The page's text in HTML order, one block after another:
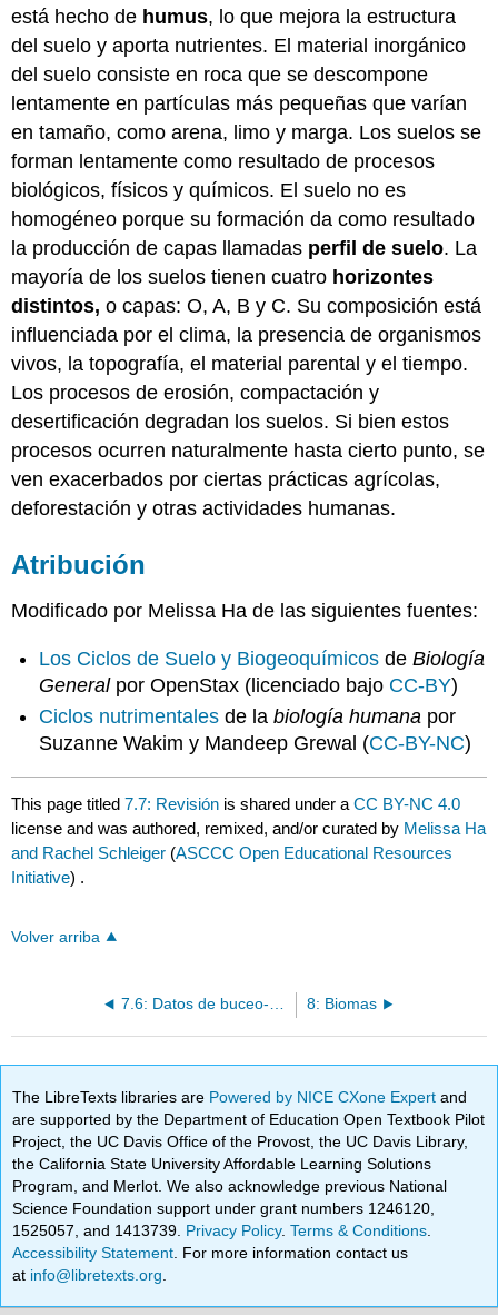
está hecho de humus, lo que mejora la estructura
del suelo y aporta nutrientes. El material inorgánico
del suelo consiste en roca que se descompone
lentamente en partículas más pequeñas que varían
en tamaño, como arena, limo y marga. Los suelos se
forman lentamente como resultado de procesos
biológicos, físicos y químicos. El suelo no es
homogéneo porque su formación da como resultado
la producción de capas llamadas perfil de suelo. La
mayoría de los suelos tienen cuatro horizontes
distintos, o capas: O, A, B y C. Su composición está
influenciada por el clima, la presencia de organismos
vivos, la topografía, el material parental y el tiempo.
Los procesos de erosión, compactación y
desertificación degradan los suelos. Si bien estos
procesos ocurren naturalmente hasta cierto punto, se
ven exacerbados por ciertas prácticas agrícolas,
deforestación y otras actividades humanas.
Atribución
Modificado por Melissa Ha de las siguientes fuentes:
Los Ciclos de Suelo y Biogeoquímicos deBiología
Generalpor OpenStax (licenciado bajo CC-BY)
Ciclos nutrimentales de labiología humana por
Suzanne Wakim y Mandeep Grewal (CC-BY-NC)
This page titled7.7: Revisión is shared under aCC BY-NC 4.0
license and was authored, remixed, and/or curated by Melissa Ha
and Rachel Schleiger (ASCCC Open Educational Resources
Initiative) .
Volver arriba
8: Biomas
The LibreTexts libraries are Powered by NICE CXone Expertand
are supported by the Department of Education Open Textbook Pilot
Project, the UC Davis Office of the Provost, the UC Davis Library,
the California State University Affordable Learning Solutions
Program, and Merlot. We also acknowledge previous National
Science Foundation support under grant numbers 1246120,
1525057, and 1413739. Privacy Policy.Terms & Conditions
Accessibility Statement . For more information contact us
at info@libretexts.org